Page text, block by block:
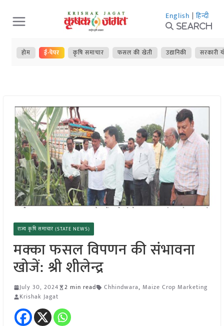
Skip
to
content
English | हिन्दी
Search
होम ई-पेपर कृषि समाचार फसल की खेती उद्यानिकी सरकारी
राज्य कृषि समाचार (STATE NEWS)
मक्का फसल विपणन की संभावना
खोजें: श्री शीलेन्द्र
July 30, 2024 2 min read Chhindwara, Maize Crop Marketing
Krishak Jagat